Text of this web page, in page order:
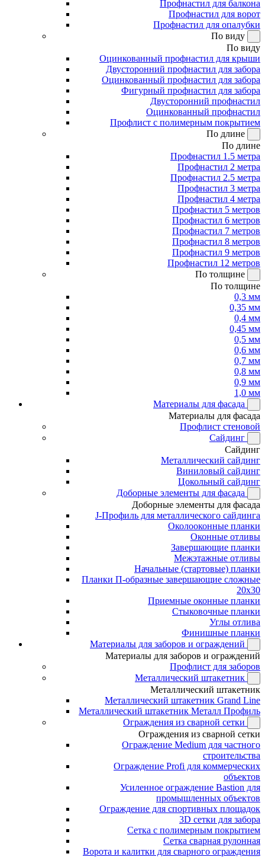
Профнастил для балкона
Профнастил для ворот
Профнастил для опалубки
По виду
По виду
Оцинкованный профнастил для крыши
Двусторонний профнастил для забора
Оцинкованный профнастил для забора
Фигурный профнастил для забора
Двусторонний профнастил
Оцинкованный профнастил
Профлист с полимерным покрытием
По длине
По длине
Профнастил 1.5 метра
Профнастил 2 метра
Профнастил 2.5 метра
Профнастил 3 метра
Профнастил 4 метра
Профнастил 5 метров
Профнастил 6 метров
Профнастил 7 метров
Профнастил 8 метров
Профнастил 9 метров
Профнастил 12 метров
По толщине
По толщине
0,3 мм
0,35 мм
0,4 мм
0,45 мм
0,5 мм
0,6 мм
0,7 мм
0,8 мм
0,9 мм
1,0 мм
Материалы для фасада
Материалы для фасада
Профлист стеновой
Сайдинг
Сайдинг
Металлический сайдинг
Виниловый сайдинг
Цокольный сайдинг
Доборные элементы для фасада
Доборные элементы для фасада
J-Профиль для металлического сайдинга
Околооконные планки
Оконные отливы
Завершающие планки
Межэтажные отливы
Начальные (стартовые) планки
Планки П-образные завершающие сложные
20x30
Приемные оконные планки
Стыковочные планки
Углы отлива
Финишные планки
Материалы для заборов и ограждений
Материалы для заборов и ограждений
Профлист для заборов
Металлический штакетник
Металлический штакетник
Металлический штакетник Grand Line
Металлический штакетник Металл Профиль
Ограждения из сварной сетки
Ограждения из сварной сетки
Ограждение Medium для частного
строительства
Ограждение Profi для коммерческих
объектов
Усиленное ограждение Bastion для
промышленных объектов
Ограждение для спортивных площадок
3D сетки для забора
Сетка с полимерным покрытием
Сетка сварная рулонная
Ворота и калитки для сварного ограждения